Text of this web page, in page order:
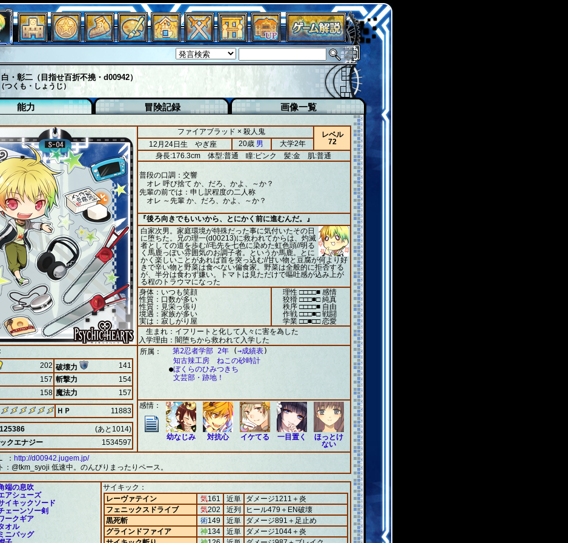
白・彰二（目指せ百折不撓・d00942）
つくも・しょうじ）
能力 冒険記録 画像一覧
ファイアブラッド × 殺人鬼
レベル
72
12月24日生 やぎ座 20歳 男
大学2年
身長:176.3cm 体型:普通 瞳:ピンク 髪:金肌:普通
普段の口調：交響
オレ 呼び捨て か、だろ、かよ、～か？
先輩の前では：申し訳程度の二人称
オレ ～先輩 か、だろ、かよ、～か？
『後ろ向きでもいいから、とにかく前に進むんだ。』
白家次男。家庭環境が特殊だった事に気付いたその日
に堕ちた。兄の理一(d00213)に救われてからは、灼滅
者としての道を歩む//毛先を七色に染めた虹色頭//明る
く馬鹿っぽい雰囲気のお調子者。というか馬鹿。とに
かく楽しいことがあれば首を突っ込む//甘い物と豆腐が何より好
きで辛い物と野菜は食べない偏食家。野菜は全般的に拒否する
が、半分は食わず嫌い。トマトは見ただけで嘔吐感が込み上が
る程のトラウマになった
身体：いつも笑顔
性質：口数が多い
性質：見栄っ張り
境遇：家族が多い
実は：寂しがり屋
理性 □□□□■ 感情
狡猾 □□□■□ 純真
秩序 □□□□■ 自由
作戦 □□□■□ 戦闘
学業 □□■□□ 恋愛
生まれ：イフリートと化して人々に害を為した
入学理由：闇堕ちから救われて入学した
202 破壊力
141
157 斬撃力
154
158 魔法力 157
ＨＰ 11883
(あと1014)
クエナジー
1534597
所属： 第2忍者学部 2年 (→成績表)
知古辣工房 ねこの砂時計
●ぼくらのひみつきち
文芸部・跡地！
感情：
幼なじみ 対抗心 イケてる 一目置く
ほっとけ
ない
： http://d00942.jugem.jp/
： @tkm_syoji 低速中。のんびりまったりペース。
端の息吹
アシューズ
イキックソード
ェーンソー剣
ークギア
オル
ニバッグ
サイキック：
レーヴァテイン
気161 近単
ダメージ1211＋炎
フェニックスドライブ
気202 近列
ヒール479＋EN破壊
黒死斬
術149 近単
ダメージ891＋足止め
グラインドファイア
神134 近単
ダメージ1044＋炎